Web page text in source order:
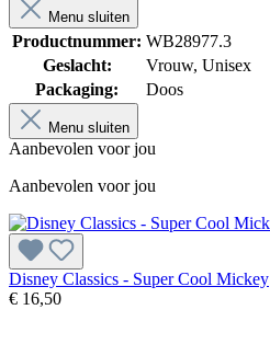
Menu sluiten
Productnummer: WB28977.3
Geslacht:
Vrouw, Unisex
Packaging:
Doos
Menu sluiten
Aanbevolen voor jou
Aanbevolen voor jou
Disney Classics - Super Cool Mickey
€ 16,50